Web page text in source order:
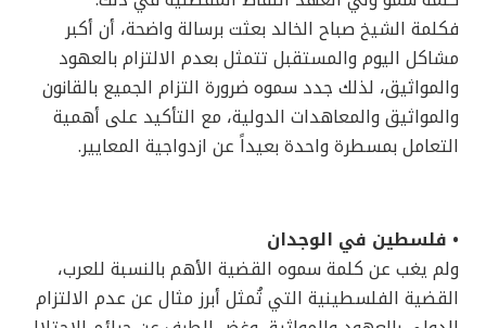
فكلمة الشيخ صباح الخالد بعثت برسالة واضحة، أن أكبر
مشاكل اليوم والمستقبل تتمثل بعدم الالتزام بالعهود
والمواثيق، لذلك جدد سموه ضرورة التزام الجميع بالقانون
والمواثيق والمعاهدات الدولية، مع التأكيد على أهمية
التعامل بمسطرة واحدة بعيداً عن ازدواجية المعايير.
• فلسطين في الوجدان
ولم يغب عن كلمة سموه القضية الأهم بالنسبة للعرب،
القضية الفلسطينية التي تُمثل أبرز مثال عن عدم الالتزام